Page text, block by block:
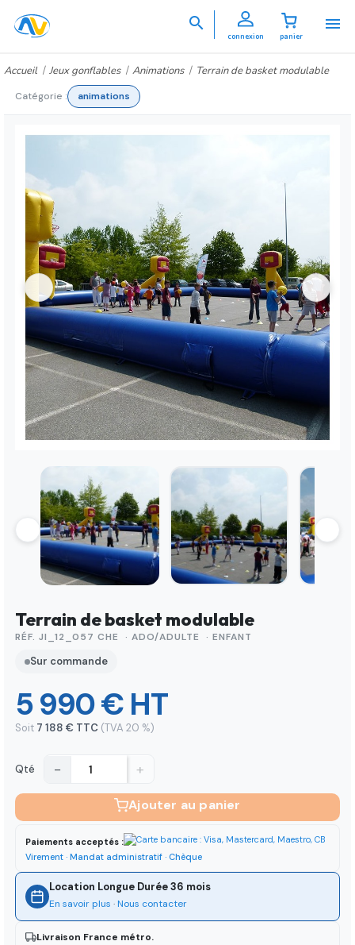

panier
connexion

Accueil Jeux gonflables Animations Terrain de basket modulable
Catégorie : animations
Terrain de basket modulable
RÉF. JI_12_057 CHE · ADO/ADULTE · ENFANT
Sur commande
5 990 € HT
Soit 7 188 € TTC (TVA 20 %)
Qté − +
Ajouter au panier
Paiements acceptés :
Virement · Mandat administratif · Chèque
Location Longue Durée 36 mois
En savoir plus · Nous contacter
Livraison France métro.